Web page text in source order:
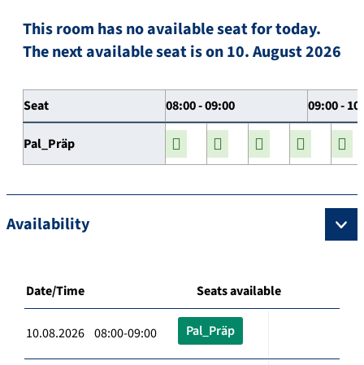
This room has no available seat for today.
The next available seat is on 10. August 2026
Seat 08:00 - 09:00 09:00 -
Pal_Präp
Availability
Date/Time Seats available
10.08.2026 08:00-09:00 Pal_Präp